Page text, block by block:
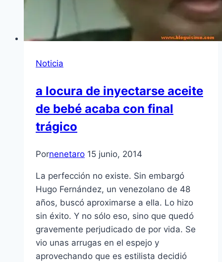
Noticia
a locura de inyectarse aceite
de bebé acaba con final
trágico
Pornenetaro 15 junio, 2014
La perfección no existe. Sin embargó
Hugo Fernández, un venezolano de 48
años, buscó aproximarse a ella. Lo hizo
sin éxito. Y no sólo eso, sino que quedó
gravemente perjudicado de por vida. Se
vio unas arrugas en el espejo y
aprovechando que es estilista decidió